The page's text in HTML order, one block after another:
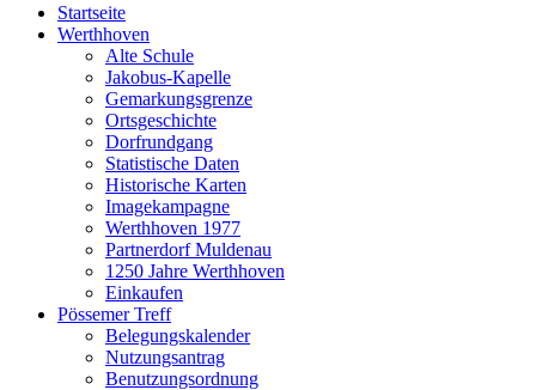
Startseite
Werthhoven
Alte Schule
Jakobus-Kapelle
Gemarkungsgrenze
Ortsgeschichte
Dorfrundgang
Statistische Daten
Historische Karten
Imagekampagne
Werthhoven 1977
Partnerdorf Muldenau
1250 Jahre Werthhoven
Einkaufen
Pössemer Treff
Belegungskalender
Nutzungsantrag
Benutzungsordnung